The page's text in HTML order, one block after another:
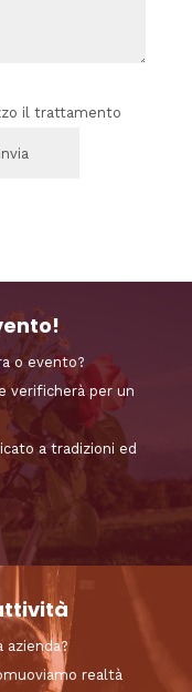
il trattamento
o evento?
verificherà per un
a tradizioni ed
azienda?
realtà